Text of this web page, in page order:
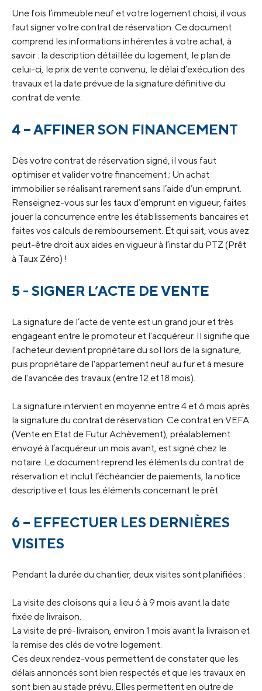
Une fois l’immeuble neuf et votre logement choisi, il vous
faut signer votre contrat de réservation. Ce document
comprend les informations inhérentes à votre achat, à
savoir : la description détaillée du logement, le plan de
celui-ci, le prix de vente convenu, le délai d’exécution des
travaux et la date prévue de la signature définitive du
contrat de vente.
4 – AFFINER SON FINANCEMENT
Dès votre contrat de réservation signé, il vous faut
optimiser et valider votre financement ; Un achat
immobilier se réalisant rarement sans l’aide d’un emprunt.
Renseignez-vous sur les taux d’emprunt en vigueur, faites
jouer la concurrence entre les établissements bancaires et
faites vos calculs de remboursement. Et qui sait, vous avez
peut-être droit aux aides en vigueur à l’instar du PTZ (Prêt
à Taux Zéro) !
5 - SIGNER L’ACTE DE VENTE
La signature de l’acte de vente est un grand jour et très
engageant entre le promoteur et l'acquéreur. Il signifie que
l'acheteur devient propriétaire du sol lors de la signature,
puis propriétaire de l'appartement neuf au fur et à mesure
de l'avancée des travaux (entre 12 et 18 mois).
La signature intervient en moyenne entre 4 et 6 mois après
la signature du contrat de réservation. Ce contrat en VEFA
(Vente en Etat de Futur Achèvement), préalablement
envoyé à l’acquéreur un mois avant, est signé chez le
notaire. Le document reprend les éléments du contrat de
réservation et inclut l’échéancier de paiements, la notice
descriptive et tous les éléments concernant le prêt.
6 – EFFECTUER LES DERNIÈRES
VISITES
Pendant la durée du chantier, deux visites sont planifiées :
La visite des cloisons qui a lieu 6 à 9 mois avant la date
fixée de livraison.
La visite de pré-livraison, environ 1 mois avant la livraison et
la remise des clés de votre logement.
Ces deux rendez-vous permettent de constater que les
délais annoncés sont bien respectés et que les travaux en
sont bien au stade prévu. Elles permettent en outre de